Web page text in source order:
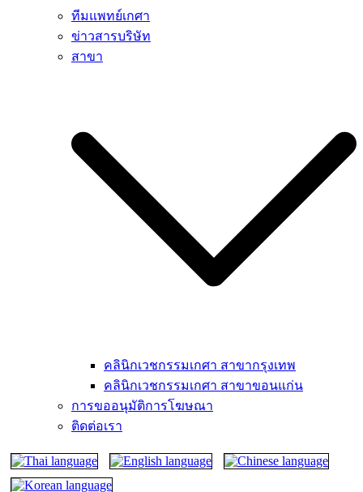
ทีมแพทย์เกศา
ข่าวสารบริษัท
สาขา
คลินิกเวชกรรมเกศา สาขากรุงเทพ
คลินิกเวชกรรมเกศา สาขาขอนแก่น
การขออนุมัติการโฆษณา
ติดต่อเรา